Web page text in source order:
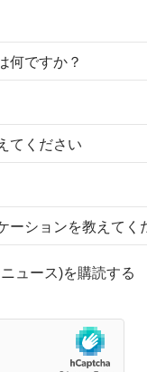
ュース)を購読する